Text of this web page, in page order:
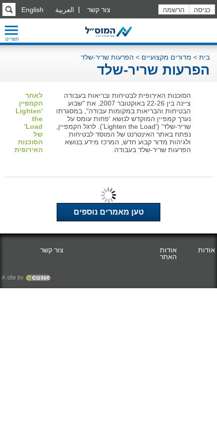
כניסה הרשמה English العربية צור קשר
תפריט
בית > מדורים מקצועיים > הפרעות שריר-שלד
הפרעות שריר-שלד
הסוכנות האירופית לבטיחות ובריאות בעבודה
ציינה בין 22-26 באוקטובר 2007, את "שבוע
הבטיחות והבריאות במקומות עבודה", במסגרתו
נערך קמפיין המוקדש לנושא 'פחות עומס על
שריר-שלד' ('Lighten the Load'). לרגל הקמפיין,
נפתח באתר האינטרנט של המוסד לבטיחות
ולגיהות מדור קבוע חדש, המרכז מידע בנושא
הפרעות שריר-שלד בעבודה.
לאתר
הקמפיין
'Lighten
the
Load'
של
הסוכנות
האירופית
טען מאמרים נוספים
אודות
אודות
האתר
צור קשר